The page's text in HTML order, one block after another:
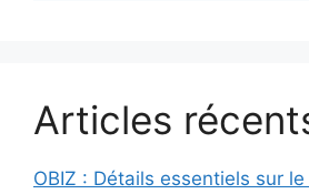
Articles
OBIZ : Détails essentiels sur